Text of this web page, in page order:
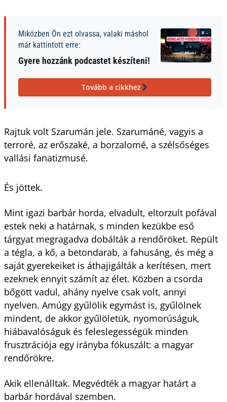
Miközben Ön ezt olvassa, valaki máshol
már kattintott erre:
Gyere hozzánk podcastet készíteni!
Tovább a cikkhez
Rajtuk volt Szarumán jele. Szarumáné, vagyis a
terroré, az erőszaké, a borzalomé, a szélsőséges
vallási fanatizmusé.
És jöttek.
Mint igazi barbár horda, elvadult, eltorzult pofával
estek neki a határnak, s minden kezükbe eső
tárgyat megragadva dobálták a rendőröket. Repült
a tégla, a kő, a betondarab, a fahusáng, és még a
saját gyerekeiket is áthajigálták a kerítésen, mert
ezeknek ennyit számít az élet. Közben a csorda
bőgött vadul, ahány nyelve csak volt, annyi
nyelven. Amúgy gyűlölik egymást is, gyűlölnek
mindent, de akkor gyűlöletük, nyomorúságuk,
hiábavalóságuk és feleslegességük minden
frusztrációja egy irányba fókuszált: a magyar
rendőrökre.
Akik ellenálltak. Megvédték a magyar határt a
barbár hordával szemben.